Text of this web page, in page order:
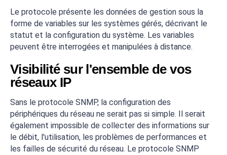
Le protocole présente les données de gestion sous la
forme de variables sur les systèmes gérés, décrivant le
statut et la configuration du système. Les variables
peuvent être interrogées et manipulées à distance.
Visibilité sur l'ensemble de vos
réseaux IP
Sans le protocole SNMP, la configuration des
périphériques du réseau ne serait pas si simple. Il serait
également impossible de collecter des informations sur
le débit, l'utilisation, les problèmes de performances et
les failles de sécurité du réseau. Le protocole SNMP